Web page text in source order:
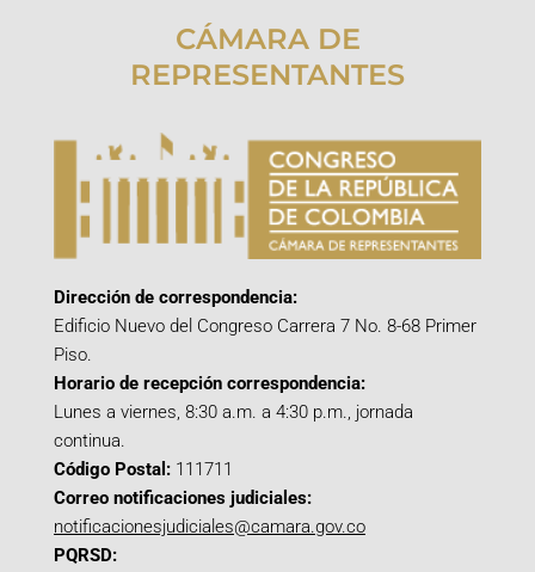
CÁMARA DE
REPRESENTANTES
Dirección de correspondencia:
Edificio Nuevo del Congreso Carrera 7 No. 8-68 Primer
Piso.
Horario de recepción correspondencia:
Lunes a viernes, 8:30 a.m. a 4:30 p.m., jornada
continua.
Código Postal: 111711
Correo notificaciones judiciales:
notificacionesjudiciales@camara.gov.co
PQRSD: